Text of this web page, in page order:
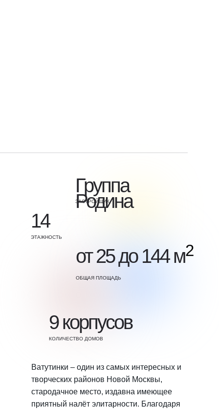
Ватутинки – один из самых интересных и
творческих районов Новой Москвы,
стародачное место, издавна имеющее
приятный налёт элитарности. Благодаря
Группа
Родина
ЗАСТРОЙЩИК
14
ЭТАЖНОСТЬ
9 корпусов
КОЛИЧЕСТВО ДОМОВ
от 25 до 144 м2
ОБЩАЯ ПЛОЩАДЬ